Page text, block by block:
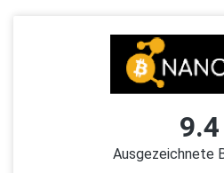
9.4
Ausgezeichnete